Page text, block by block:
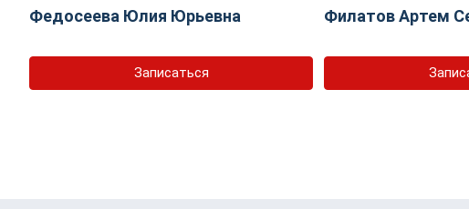
Федосеева Юлия Юрьевна
Записаться
Филатов Артем